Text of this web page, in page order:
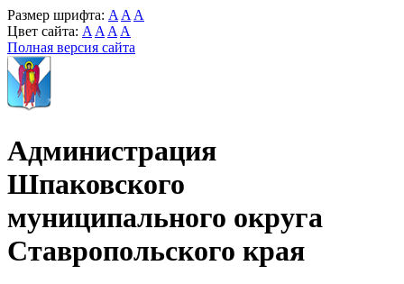
Размер шрифта: A A A
Цвет сайта: A A A A
Полная версия сайта
Администрация
Шпаковского
муниципального округа
Ставропольского края